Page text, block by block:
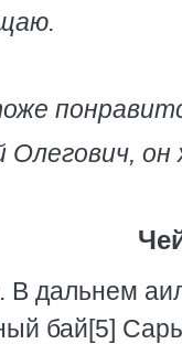
Олегович,
дальнем
бай[5]